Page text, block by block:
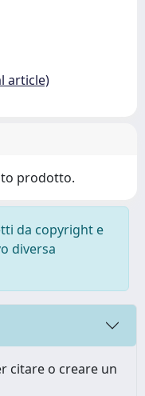
article)
prodotto.
da copyright e
diversa
citare o creare un